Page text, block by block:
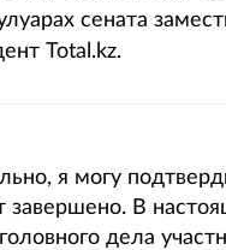
сената
Total.kz.
я могу
завершено. В
дела